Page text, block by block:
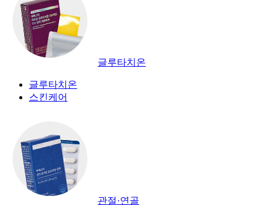
글루타치온
글루타치온
스킨케어
관절·연골